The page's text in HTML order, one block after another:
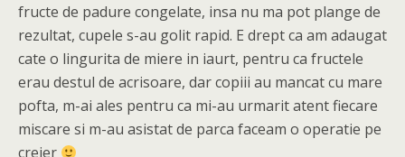
fructe de padure congelate, insa nu ma pot plange de
rezultat, cupele s-au golit rapid. E drept ca am adaugat
cate o lingurita de miere in iaurt, pentru ca fructele
erau destul de acrisoare, dar copiii au mancat cu mare
pofta, m-ai ales pentru ca mi-au urmarit atent fiecare
miscare si m-au asistat de parca faceam o operatie pe
creier